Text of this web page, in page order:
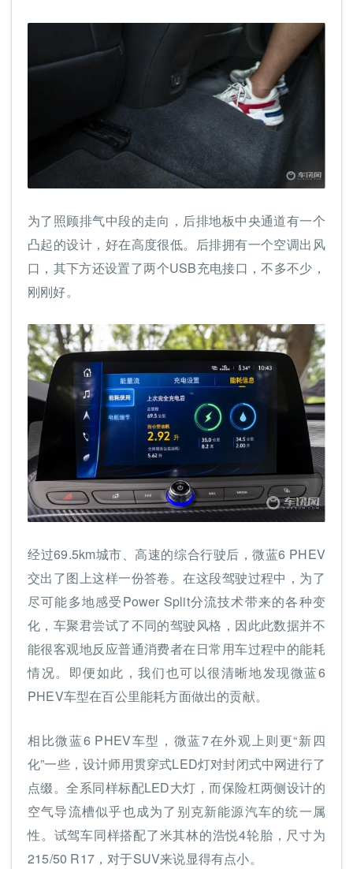
为了照顾排气中段的走向，后排地板中央通道有一个
凸起的设计，好在高度很低。后排拥有一个空调出风
口，其下方还设置了两个USB充电接口，不多不少，
刚刚好。
经过69.5km城市、高速的综合行驶后，微蓝6 PHEV
交出了图上这样一份答卷。在这段驾驶过程中，为了
尽可能多地感受Power Split分流技术带来的各种变
化，车聚君尝试了不同的驾驶风格，因此此数据并不
能很客观地反应普通消费者在日常用车过程中的能耗
情况。即便如此，我们也可以很清晰地发现微蓝6
PHEV车型在百公里能耗方面做出的贡献。
相比微蓝6 PHEV车型，微蓝7在外观上则更“新四
化”一些，设计师用贯穿式LED灯对封闭式中网进行了
点缀。全系同样标配LED大灯，而保险杠两侧设计的
空气导流槽似乎也成为了别克新能源汽车的统一属
性。试驾车同样搭配了米其林的浩悦4轮胎，尺寸为
215/50 R17，对于SUV来说显得有点小。